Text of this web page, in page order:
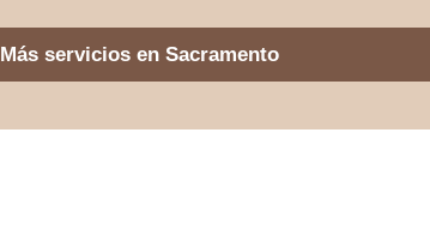
Más servicios en Sacramento